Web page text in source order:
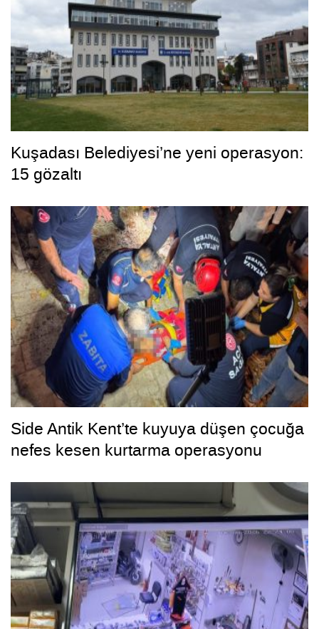
Kuşadası Belediyesi’ne yeni operasyon:
15 gözaltı
Side Antik Kent’te kuyuya düşen çocuğa
nefes kesen kurtarma operasyonu